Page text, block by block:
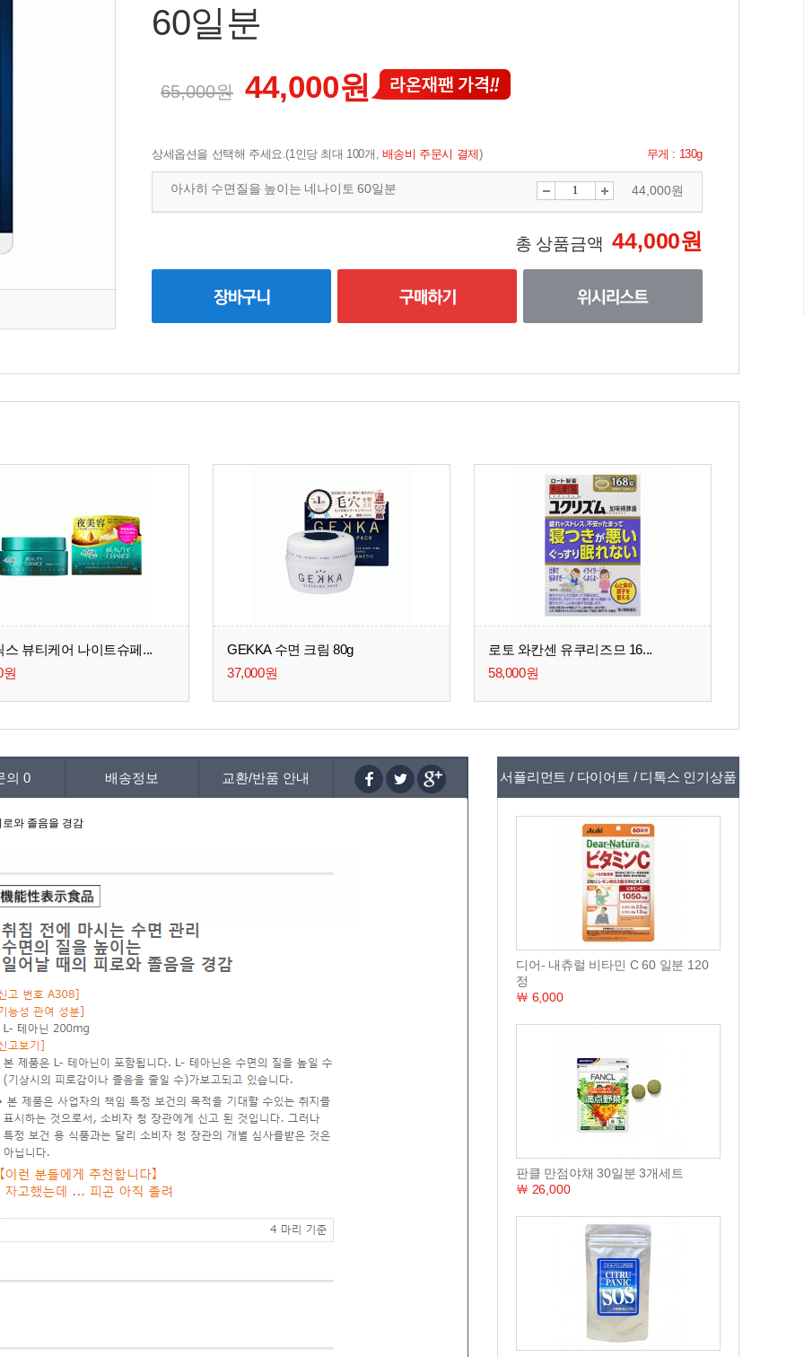
60일분
65,000원 44,000원
상세옵션을 선택해 주세요.(1인당 최대 100개, 배송비 주문시 결제) 무게 : 130g
아사히 수면질을 높이는 네나이토 60일분 44,000원
44,000원
총 상품금액
스 뷰티케어 나이트슈페...
원
GEKKA 수면 크림 80g
37,000원
로토 와칸센 유쿠리즈므 16...
58,000원
의 0 배송정보 교환/반품 안내
와 졸음을 경감
서플리먼트 / 다이어트 / 디톡스 인기상품
디어- 내츄럴 비타민 C 60 일분 120
정
￦ 6,000
판클 만점야채 30일분 3개세트
￦ 26,000